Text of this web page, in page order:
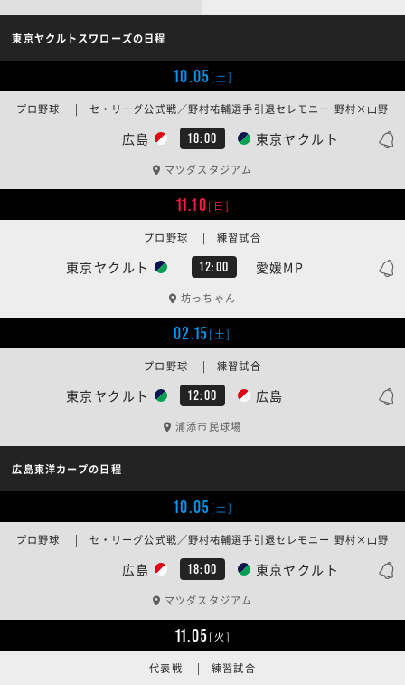
東京ヤクルトスワローズの日程
10.05[土]
広島 18:00 東京ヤクルト
プロ野球 | セ・リーグ公式戦／野村祐輔選手引退セレモニー 野村×山野
マツダスタジアム
11.10[日]
東京ヤクルト 12:00 愛媛MP
プロ野球 | 練習試合
坊っちゃん
02.15[土]
東京ヤクルト 12:00 広島
プロ野球 | 練習試合
浦添市民球場
広島東洋カープの日程
10.05[土]
広島 18:00 東京ヤクルト
プロ野球 | セ・リーグ公式戦／野村祐輔選手引退セレモニー 野村×山野
マツダスタジアム
11.05[火]
代表戦 | 練習試合